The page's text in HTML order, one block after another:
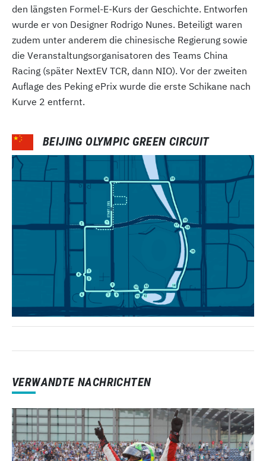
den längsten Formel-E-Kurs der Geschichte. Entworfen
wurde er von Designer Rodrigo Nunes. Beteiligt waren
zudem unter anderem die chinesische Regierung sowie
die Veranstaltungsorganisatoren des Teams China
Racing (später NextEV TCR, dann NIO). Vor der zweiten
Auflage des Peking ePrix wurde die erste Schikane nach
Kurve 2 entfernt.
BEIJING OLYMPIC GREEN CIRCUIT
VERWANDTE NACHRICHTEN